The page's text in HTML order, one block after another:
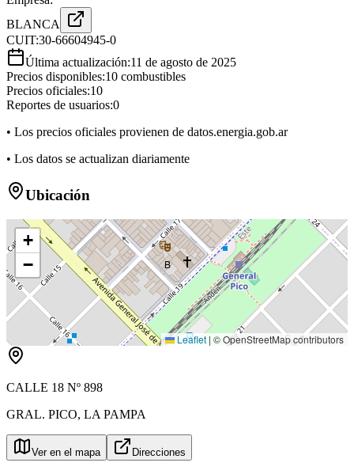
BLANCA
CUIT:30-66604945-0
Última actualización:11 de agosto de 2025
Precios disponibles:10 combustibles
Precios oficiales:10
Reportes de usuarios:0
• Los precios oficiales provienen de datos.energia.gob.ar
• Los datos se actualizan diariamente
Ubicación
B
+
−
Leaflet | © OpenStreetMap contributors
CALLE 18 Nº 898
GRAL. PICO, LA PAMPA
Ver en el mapa Direcciones